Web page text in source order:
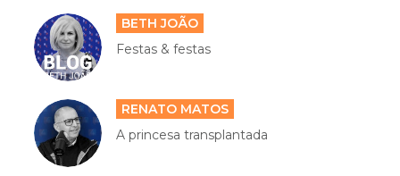
BETH JOÃO
Festas & festas
RENATO MATOS
A princesa transplantada